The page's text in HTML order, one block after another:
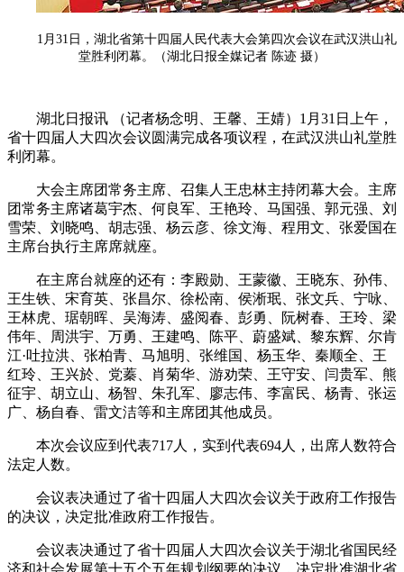
1月31日，湖北省第十四届人民代表大会第四次会议在武汉洪山礼
堂胜利闭幕。（湖北日报全媒记者 陈迹 摄）
湖北日报讯 （记者杨念明、王馨、王婧）1月31日上午，
省十四届人大四次会议圆满完成各项议程，在武汉洪山礼堂胜
利闭幕。
大会主席团常务主席、召集人王忠林主持闭幕大会。主席
团常务主席诸葛宇杰、何良军、王艳玲、马国强、郭元强、刘
雪荣、刘晓鸣、胡志强、杨云彦、徐文海、程用文、张爱国在
主席台执行主席席就座。
在主席台就座的还有：李殿勋、王蒙徽、王晓东、孙伟、
王生铁、宋育英、张昌尔、徐松南、侯淅珉、张文兵、宁咏、
王林虎、琚朝晖、吴海涛、盛阅春、彭勇、阮树春、王玲、梁
伟年、周洪宇、万勇、王建鸣、陈平、蔚盛斌、黎东辉、尔肯
江·吐拉洪、张柏青、马旭明、张维国、杨玉华、秦顺全、王
红玲、王兴於、党蓁、肖菊华、游劝荣、王守安、闫贵军、熊
征宇、胡立山、杨智、朱孔军、廖志伟、李富民、杨青、张运
广、杨自春、雷文洁等和主席团其他成员。
本次会议应到代表717人，实到代表694人，出席人数符合
法定人数。
会议表决通过了省十四届人大四次会议关于政府工作报告
的决议，决定批准政府工作报告。
会议表决通过了省十四届人大四次会议关于湖北省国民经
济和社会发展第十五个五年规划纲要的决议，决定批准湖北省